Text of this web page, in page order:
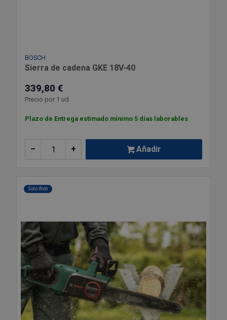
BOSCH
Sierra de cadena GKE 18V-40
339,80 €
Precio por 1 ud
Plazo de Entrega estimado mínimo 5 días laborables
+
– Añadir
Solo Web